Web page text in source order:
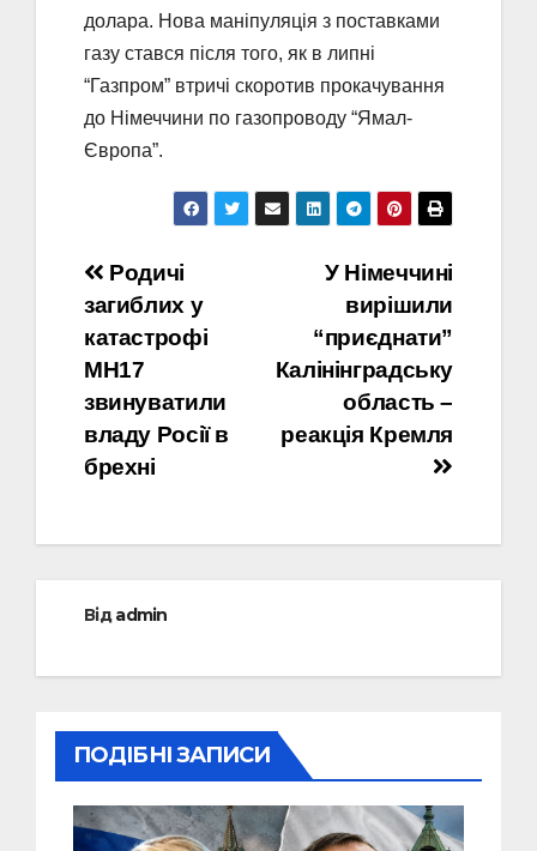
долара. Нова маніпуляція з поставками
газу стався після того, як в липні
“Газпром” втричі скоротив прокачування
до Німеччини по газопроводу “Ямал-
Європа”.
Навігація
записів
У Німеччині
вирішили
“приєднати”
Калінінградську
область –
реакція Кремля
Родичі
загиблих у
катастрофі
MH17
звинуватили
владу Росії в
брехні
Відadmin
ПОДІБНІ ЗАПИСИ